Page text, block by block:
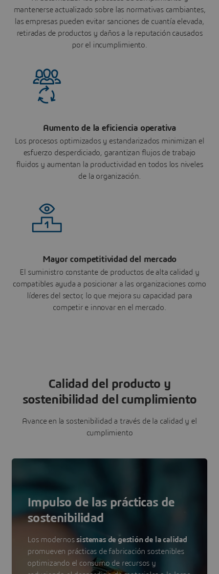
mantenerse actualizado sobre las normativas cambiantes,
las empresas pueden evitar sanciones de cuantía elevada,
retiradas de productos y daños a la reputación causados
por el incumplimiento.
Aumento de la eficiencia operativa
Los procesos optimizados y estandarizados minimizan el
esfuerzo desperdiciado, garantizan flujos de trabajo
fluidos y aumentan la productividad en todos los niveles
de la organización.
Mayor competitividad del mercado
El suministro constante de productos de alta calidad y
compatibles ayuda a posicionar a las organizaciones como
líderes del sector, lo que mejora su capacidad para
competir e innovar en el mercado.
Calidad del producto y
sostenibilidad del cumplimiento
Avance en la sostenibilidad a través de la calidad y el
cumplimiento
Impulso de las prácticas de
sostenibilidad
Los modernossistemas de gestión de la calidad
promueven prácticas de fabricación sostenibles
optimizando el consumo de recursos y